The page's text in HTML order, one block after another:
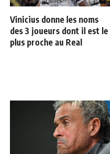
Vinicius donne les noms
des 3 joueurs dont il est le
plus proche au Real